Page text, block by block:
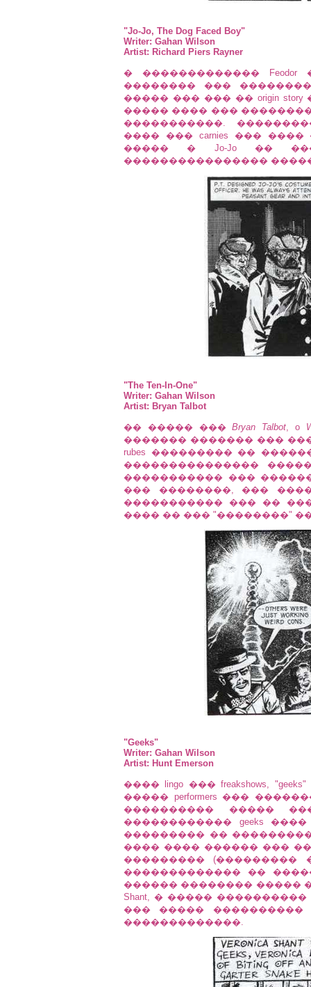
"Jo-Jo, The Dog Faced Boy"
Writer: Gahan Wilson
Artist: Richard Piers Rayner
� �������������
�������� ��� ���������
����� ��� ��� �� origin
����� ���� ���
�����������.
���� ��� carnies ���
����� � Jo-Jo ��
����������������
"The Ten-In-One"
Writer: Gahan Wilson
Artist: Bryan Talbot
�� ����� ���Bryan Talbot, o
������� ������� ���
rubes ��������� ��
���������������
����������� ���
��� ��������, ���
����������� ��� ��
���� �� ��� "��������"
"Geeks"
Writer: Gahan Wilson
Artist: Hunt Emerson
���� lingo ��� freakshows,
����� performers ���
���������� �����
������������ geeks
��������� ��
���� ���� ������ ���
��������� (���������
������������� ��
������ �������� �����
Shant, � �����
��� �����
�������������.